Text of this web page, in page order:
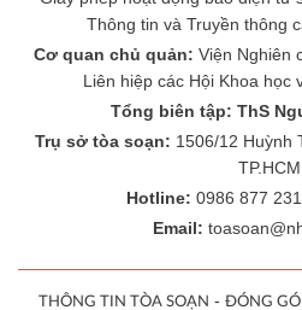
Tạp chí điện tử Nhà Quản
Giấy phép hoạt động báo điện tử
Thông tin và Truyền thông
Cơ quan chủ quản:Viện Nghiên
Tổng biên tập: ThS
Trụ sở tòa soạn:1506/12 Huỳnh